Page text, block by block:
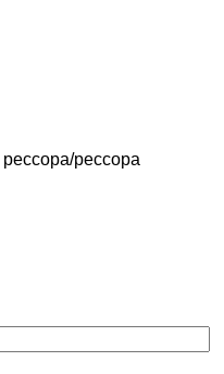
рессора/рессора